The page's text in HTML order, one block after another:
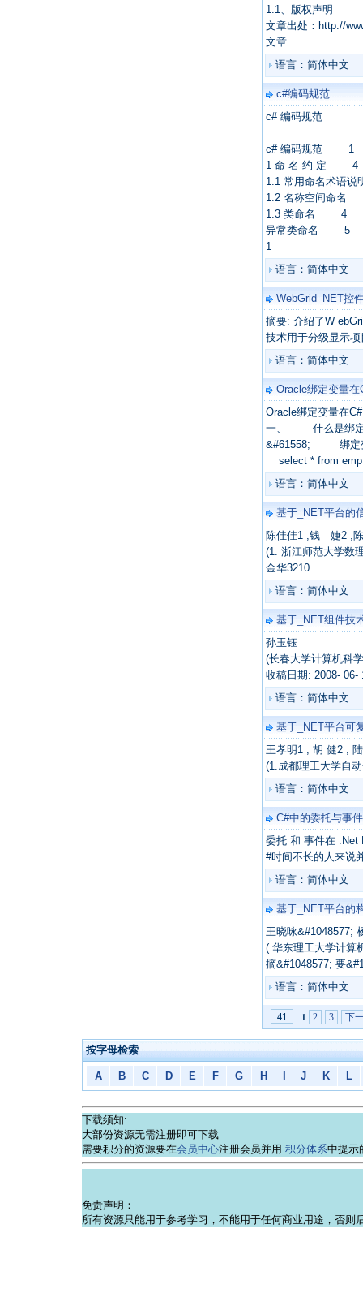
1.1、版权声明
文章出处：http://
文章
语言：简体中文
c#编码规范
c# 编码规范
c# 编码规范 1
1 命 名 约 定 4
1.1 常用命名术
1.2 名称空间命
1.3 类命名 4
异常类命名 5
1
语言：简体中文
WebGrid_NET控
摘要: 介绍了W
技术用于分级显示
语言：简体中文
Oracle绑定变量
Oracle绑定变量在
一、 什么是绑定
&#61558; 绑定变
select * from
语言：简体中文
基于_NET平台的
陈佳佳1 ,钱 婕2 ,
(1. 浙江师范大学数
金华3210
语言：简体中文
基于_NET组件技
孙玉钰
(长春大学计算机科
收稿日期: 2008-
语言：简体中文
基于_NET平台可
王孝明1 , 胡 健2 ,
(1.成都理工大学自
语言：简体中文
C#中的委托与事件
委托 和 事件在 .Net
#时间不长的人来说
语言：简体中文
基于_NET平台的
王晓咏&#1048577;
( 华东理工大学计算
摘&#1048577; 要
语言：简体中文
41 1 2 3 下
按字母检索
A B C D E F G H J K L
下载须知:
大部份资源无需注册即可下载
需要积分的资源要在会员中心注册会员并用 积分体系中提示
免责声明：
所有资源只能用于参考学习，不能用于任何商业用途，否则